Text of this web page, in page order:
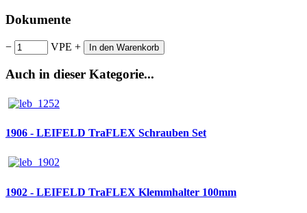
Dokumente
− VPE + In den Warenkorb
Auch in dieser Kategorie...
1906 - LEIFELD TraFLEX Schrauben Set
1902 - LEIFELD TraFLEX Klemmhalter 100mm